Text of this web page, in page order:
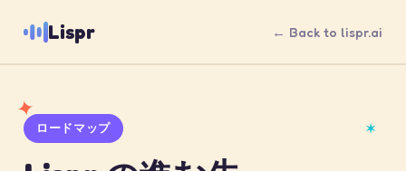
Lispr ← Back to lispr.ai
✦
✶
ロードマップ